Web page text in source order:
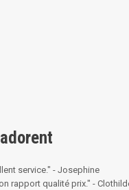
service." - Josephine
rapport qualité prix." -